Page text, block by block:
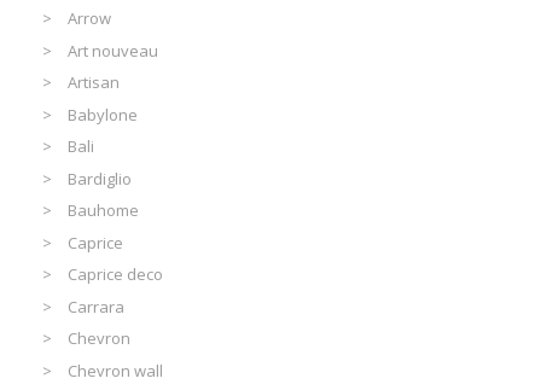
Arrow
Art nouveau
Artisan
Babylone
Bali
Bardiglio
Bauhome
Caprice
Caprice deco
Carrara
Chevron
Chevron wall